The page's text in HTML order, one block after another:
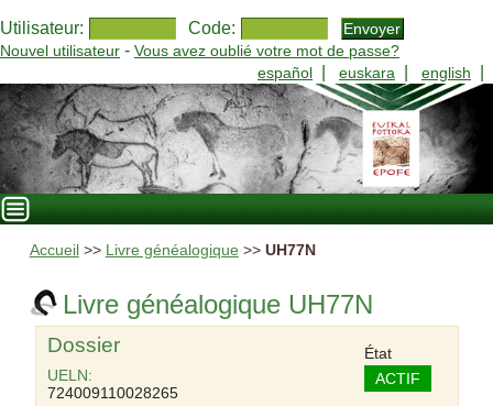
Utilisateur: Code:
Nouvel utilisateur - Vous avez oublié votre mot de passe?
español
euskara english
Accueil >> Livre généalogique >> UH77N
Livre généalogique UH77N
Dossier
UELN:
724009110028265
État
ACTIF